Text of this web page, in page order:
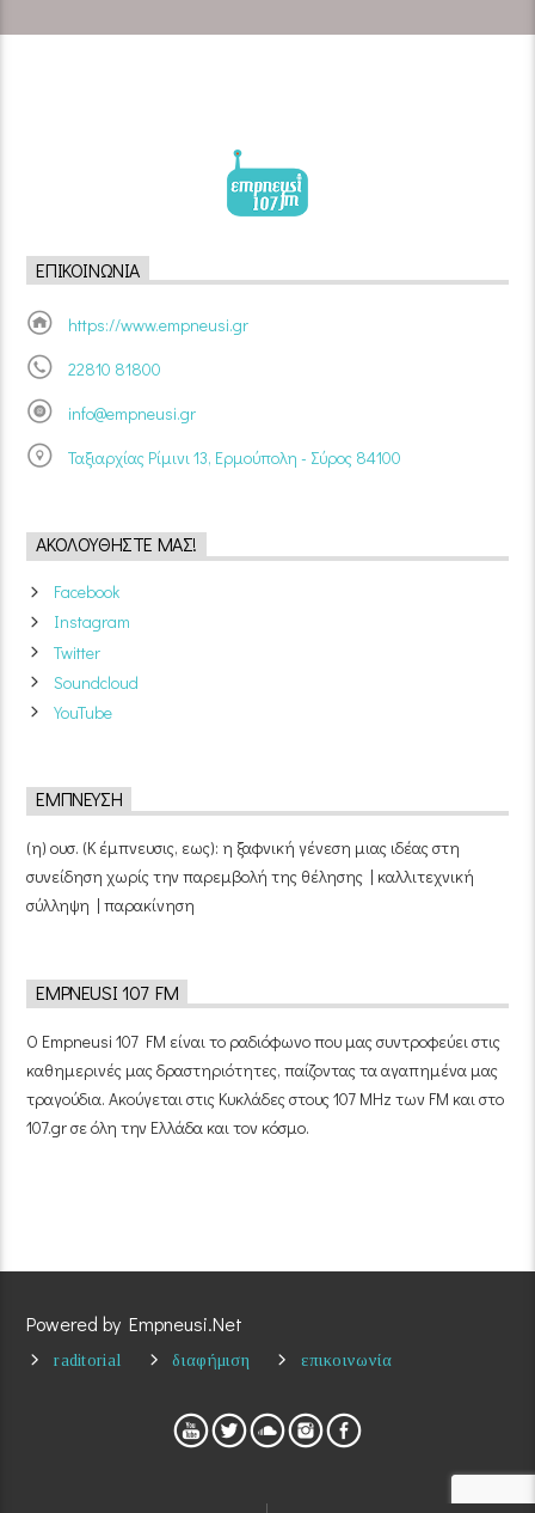
ΕΠΙΚΟΙΝΩΝΊΑ
https://www.empneusi.gr
22810 81800
info@empneusi.gr
Ταξιαρχίας Ρίμινι 13, Ερμούπολη - Σύρος 84100
ΑΚΟΛΟΥΘΉΣΤΕ ΜΑΣ!
Facebook
Instagram
Twitter
Soundcloud
YouTube
ΈΜΠΝΕΥΣΗ
(η) ουσ. (Κ έμπνευσις, εως): η ξαφνική γένεση μιας ιδέας στη
συνείδηση χωρίς την παρεμβολή της θέλησης | καλλιτεχνική
σύλληψη | παρακίνηση
EMPNEUSI 107 FM
Ο Empneusi 107 FM είναι το ραδιόφωνο που μας συντροφεύει στις
καθημερινές μας δραστηριότητες, παίζοντας τα αγαπημένα μας
τραγούδια. Ακούγεται στις Κυκλάδες στους 107 MHz των FM και στο
107.gr σε όλη την Ελλάδα και τον κόσμο.
Powered by Empneusi.Net
raditorial διαφήμιση επικοινωνία